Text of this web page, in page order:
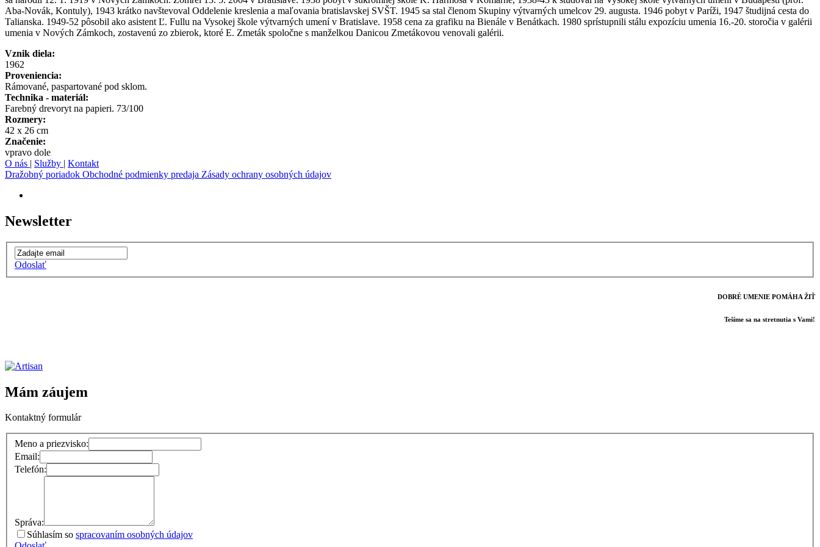
Aba-Novák, Kontuly), 1943 krátko navštevoval Oddelenie kreslenia a maľovania bratislavskej SVŠT. 1945 sa stal členom Skupiny výtvarných umelcov 29. augusta. 1946 pobyt v Paríži, 1947 študijná cesta do
Talianska. 1949-52 pôsobil ako asistent Ľ. Fullu na Vysokej škole výtvarných umení v Bratislave. 1958 cena za grafiku na Bienále v Benátkach. 1980 sprístupnili stálu expozíciu umenia 16.-20. storočia v galérii
umenia v Nových Zámkoch, zostavenú zo zbierok, ktoré E. Zmeták spoločne s manželkou Danicou Zmetákovou venovali galérii.
Vznik diela:
1962
Proveniencia:
Rámované, paspartované pod sklom.
Technika - materiál:
Farebný drevoryt na papieri. 73/100
Rozmery:
42 x 26 cm
Značenie:
vpravo dole
O nás | Služby | Kontakt
Dražobný poriadok Obchodné podmienky predaja Zásady ochrany osobných údajov
Newsletter
Odoslať
DOBRÉ UMENIE POMÁHA ŽIŤ
Tešíme sa na stretnutia s Vami!
Mám záujem
Kontaktný formulár
Meno a priezvisko:
Email:
Telefón:
Správa:
Súhlasím so spracovaním osobných údajov